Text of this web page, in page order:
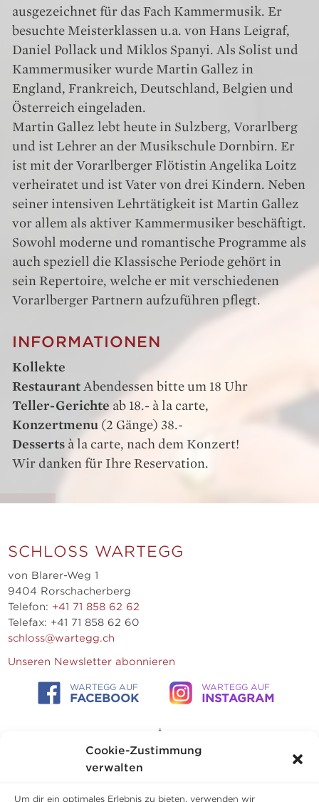
Cookie-Zustimmung
verwalten
Um dir ein optimales Erlebnis zu bieten, verwenden wir
ausgezeichnet für das Fach Kammermusik. Er
besuchte Meisterklassen u.a. von Hans Leigraf,
Daniel Pollack und Miklos Spanyi. Als Solist und
Kammermusiker wurde Martin Gallez in
England, Frankreich, Deutschland, Belgien und
Österreich eingeladen.
Martin Gallez lebt heute in Sulzberg, Vorarlberg
und ist Lehrer an der Musikschule Dornbirn. Er
ist mit der Vorarlberger Flötistin Angelika Loitz
verheiratet und ist Vater von drei Kindern. Neben
seiner intensiven Lehrtätigkeit ist Martin Gallez
vor allem als aktiver Kammermusiker beschäftigt.
Sowohl moderne und romantische Programme als
auch speziell die Klassische Periode gehört in
sein Repertoire, welche er mit verschiedenen
Vorarlberger Partnern aufzuführen pflegt.
INFORMATIONEN
Kollekte
Restaurant Abendessen bitte um 18 Uhr
Teller-Gerichte ab 18.- à la carte,
Konzertmenu (2 Gänge) 38.-
Desserts à la carte, nach dem Konzert!
Wir danken für Ihre Reservation.
SCHLOSS WARTEGG
von Blarer-Weg 1
9404 Rorschacherberg
Telefon: +41 71 858 62 62
Telefax: +41 71 858 62 60
schloss@wartegg.ch
Unseren Newsletter abonnieren
WARTEGG AUF
FACEBOOK
WARTEGG AUF
INSTAGRAM